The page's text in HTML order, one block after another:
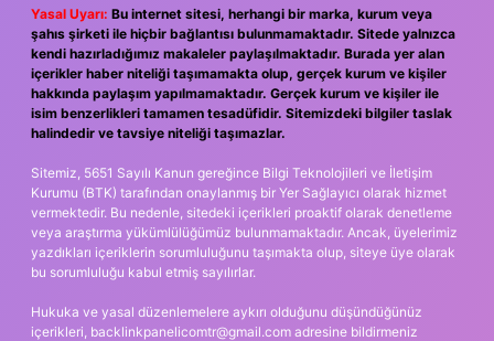
Yasal Uyarı: Bu internet sitesi, herhangi bir marka, kurum veya
şahıs şirketi ile hiçbir bağlantısı bulunmamaktadır. Sitede yalnızca
kendi hazırladığımız makaleler paylaşılmaktadır. Burada yer alan
içerikler haber niteliği taşımamakta olup, gerçek kurum ve kişiler
hakkında paylaşım yapılmamaktadır. Gerçek kurum ve kişiler ile
isim benzerlikleri tamamen tesadüfidir. Sitemizdeki bilgiler taslak
halindedir ve tavsiye niteliği taşımazlar.
Sitemiz, 5651 Sayılı Kanun gereğince Bilgi Teknolojileri ve İletişim
Kurumu (BTK) tarafından onaylanmış bir Yer Sağlayıcı olarak hizmet
vermektedir. Bu nedenle, sitedeki içerikleri proaktif olarak denetleme
veya araştırma yükümlülüğümüz bulunmamaktadır. Ancak, üyelerimiz
yazdıkları içeriklerin sorumluluğunu taşımakta olup, siteye üye olarak
bu sorumluluğu kabul etmiş sayılırlar.
Hukuka ve yasal düzenlemelere aykırı olduğunu düşündüğünüz
içerikleri, backlinkpanelicomtr@gmail.com adresine bildirmeniz